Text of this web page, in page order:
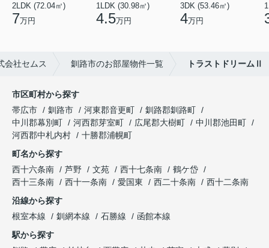
2LDK (72.04㎡)
7万円
1LDK (30.98㎡)
4.5万円
3DK (53.46㎡)
4万円
会社セムス 釧路市のお部屋物件一覧 トラストドリームⅡ
市区町村から探す
帯広市
釧路市 河東郡音更町
釧路郡釧路町
中川郡幕別町
河西郡芽室町 広尾郡大樹町
中川郡池田町
河西郡中札内村
十勝郡浦幌町
町名から探す
西十六条南
芦野 文苑 西十七条南
鶴ケ岱
西十三条南
西十一条南 愛国東 西二十条南
西十二条南
沿線から探す
根室本線
釧網本線 石勝線
函館本線
駅から探す